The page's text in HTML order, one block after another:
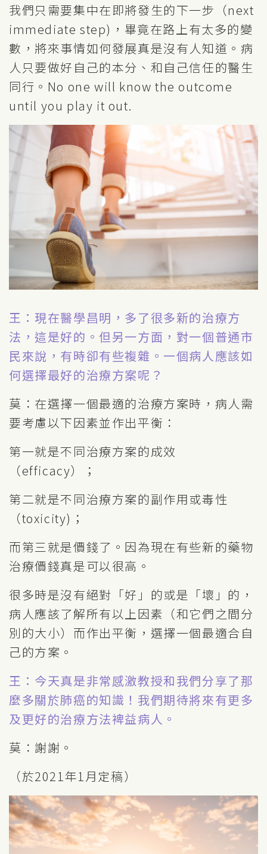
我們只需要集中在即將發生的下一步（next
immediate step)，畢竟在路上有太多的變
數，將來事情如何發展真是沒有人知道。病
人只要做好自己的本分、和自己信任的醫生
同行。No one will know the outcome
until you play it out.
王：現在醫學昌明，多了很多新的治療方
法，這是好的。但另一方面，對一個普通市
民來說，有時卻有些複雜。一個病人應該如
何選擇最好的治療方案呢？
莫：在選擇一個最適的治療方案時，病人需
要考慮以下因素並作出平衡：
第一就是不同治療方案的成效
（efficacy）；
第二就是不同治療方案的副作用或毒性
（toxicity)；
而第三就是價錢了。因為現在有些新的藥物
治療價錢真是可以很高。
很多時是沒有絕對「好」的或是「壞」的，
病人應該了解所有以上因素（和它們之間分
別的大小）而作出平衡，選擇一個最適合自
己的方案。
王：今天真是非常感激教授和我們分享了那
麼多關於肺癌的知識！我們期待將來有更多
及更好的治療方法裨益病人。
莫：謝謝。
（於2021年1月定稿）